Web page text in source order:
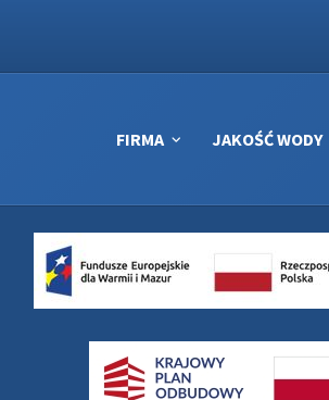
FIRMA JAKOŚĆ WODY